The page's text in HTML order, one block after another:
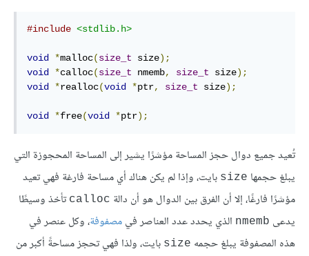
#include <stdlib.h>
void *malloc(size_t size);
void *calloc(size_t nmemb, size_t size);
void *realloc(void *ptr, size_t size);
void *free(void *ptr);
تُعيد جميع دوال حجز المساحة مؤشرًا يشير إلى المساحة المحجوزة التي
يبلغ حجمها size بايت، وإذا لم يكن هناك أي مساحة فارغة فهي تعيد
مؤشرًا فارغًا، إلا أن الفرق بين الدوال هو أن دالة calloc تأخذ وسيطًا
يدعى nmemb الذي يحدد عدد العناصر فيمصفوفة، وكل عنصر في
هذه المصفوفة يبلغ حجمه size بايت، ولذا فهي تحجز مساحةً أكبر من